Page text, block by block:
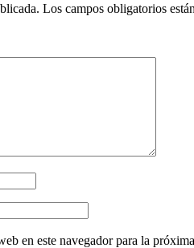
Los campos obligatorios
en este navegador para la